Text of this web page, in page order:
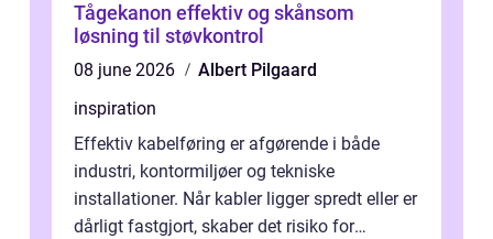
Tågekanon effektiv og skånsom
løsning til støvkontrol
08 june 2026
Albert Pilgaard
inspiration
Effektiv kabelføring er afgørende i både
industri, kontormiljøer og tekniske
installationer. Når kabler ligger spredt eller er
dårligt fastgjort, skaber det risiko for